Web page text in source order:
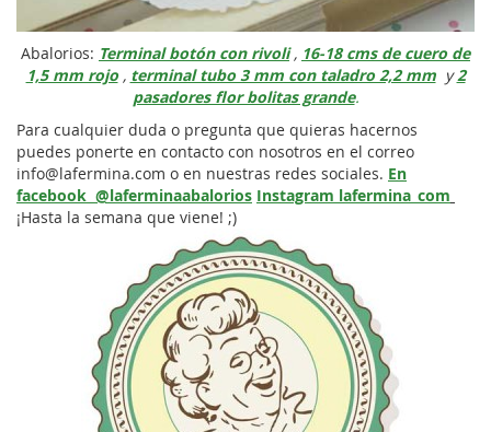
Abalorios: Terminal botón con rivoli, 16-18 cms de cuero de
1,5 mm rojo, terminal tubo 3 mm con taladro 2,2 mmy2
pasadores flor bolitas grande.
Para cualquier duda o pregunta que quieras hacernos
puedes ponerte en contacto con nosotros en el correo
info@lafermina.com o en nuestras redes sociales. En
facebook @laferminaabalorios Instagram lafermina_com
¡Hasta la semana que viene! ;)